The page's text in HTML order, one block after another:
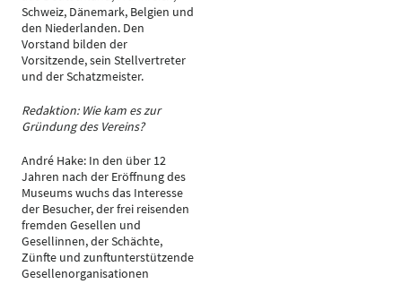
Schweiz, Dänemark, Belgien und
den Niederlanden. Den
Vorstand bilden der
Vorsitzende, sein Stellvertreter
und der Schatzmeister.
Redaktion: Wie kam es zur
Gründung des Vereins?
André Hake: In den über 12
Jahren nach der Eröffnung des
Museums wuchs das Interesse
der Besucher, der frei reisenden
fremden Gesellen und
Gesellinnen, der Schächte,
Zünfte und zunftunterstützende
Gesellenorganisationen